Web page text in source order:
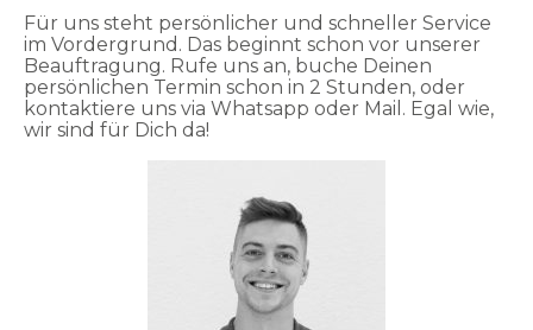
Für uns steht persönlicher und schneller Service
im Vordergrund. Das beginnt schon vor unserer
Beauftragung. Rufe uns an, buche Deinen
persönlichen Termin schon in 2 Stunden, oder
kontaktiere uns via Whatsapp oder Mail. Egal wie,
wir sind für Dich da!